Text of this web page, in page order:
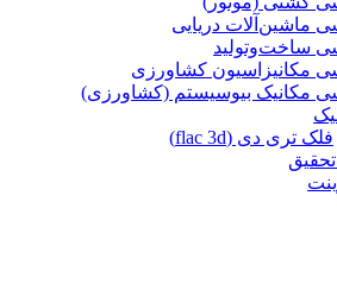
ماشین‌آلات دریایی
ساخت‌وتولید
مکانیزاسیون کشاورزی
مکانیک بیوسیستم (کشاورزی)
فلک تری دی (flac 3d)
تحقیق